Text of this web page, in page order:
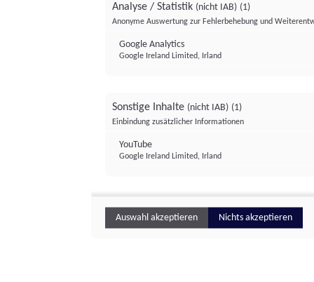
Analyse / Statistik (nicht IAB) (1)
Anonyme Auswertung zur Fehlerbehebung und
Google Analytics
Google Ireland Limited, Irland
Sonstige Inhalte (nicht IAB) (1)
Einbindung zusätzlicher Informationen
YouTube
Google Ireland Limited, Irland
Auswahl akzeptieren Nichts akzeptieren